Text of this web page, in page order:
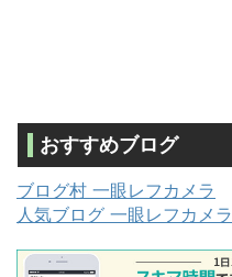
おすすめブログ
ブログ村 一眼レフカメラ
人気ブログ 一眼レフカメラ